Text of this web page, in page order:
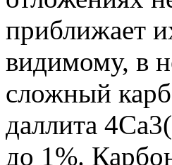
приближает
видимому, в
сложный
даллита
до 1%.